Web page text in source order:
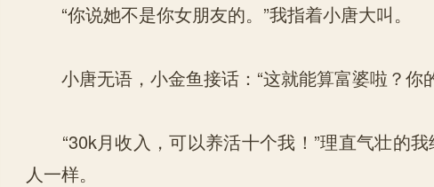
“你说她不是你女朋友的。”我指着小唐大叫。
小唐无语，小金鱼接话：“这就能算富婆啦？你
“30k月收入，可以养活十个我！”理直气壮的我
人一样。